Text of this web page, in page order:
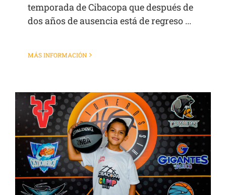
temporada de Cibacopa que después de
dos años de ausencia está de regreso ...
MÁS INFORMACIÓN